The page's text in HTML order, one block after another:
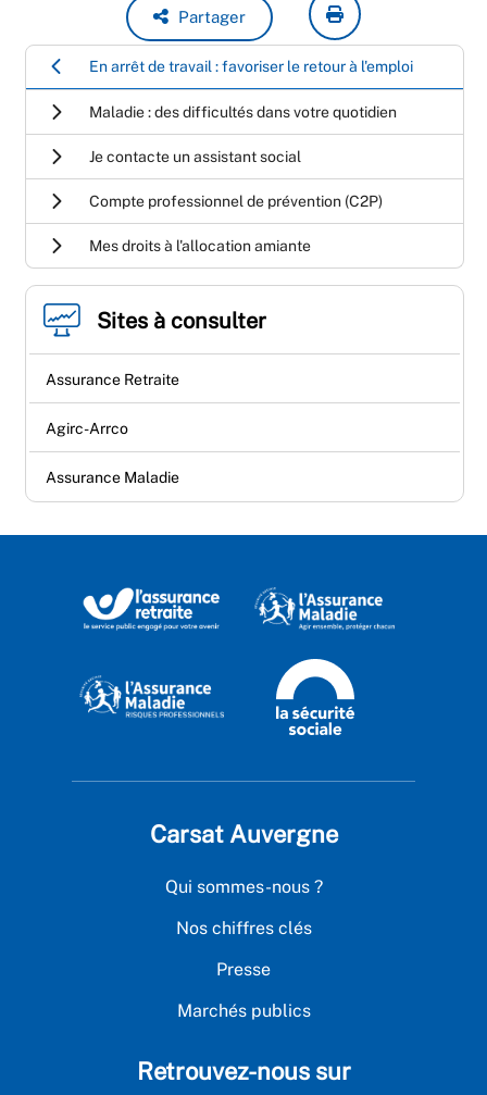
Partager
En arrêt de travail : favoriser le retour à l'emploi
Maladie : des difficultés dans votre quotidien
Je contacte un assistant social
Compte professionnel de prévention (C2P)
Mes droits à l'allocation amiante
Sites à consulter
Assurance Retraite
Agirc-Arrco
Assurance Maladie
Carsat Auvergne
Qui sommes-nous ?
Nos chiffres clés
Presse
Marchés publics
Retrouvez-nous sur